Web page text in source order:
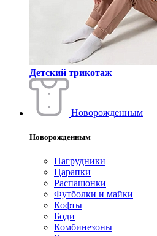
Детский трикотаж
Новорожденным
Новорожденным
Нагрудники
Царапки
Распашонки
Футболки и майки
Кофты
Боди
Комбинезоны